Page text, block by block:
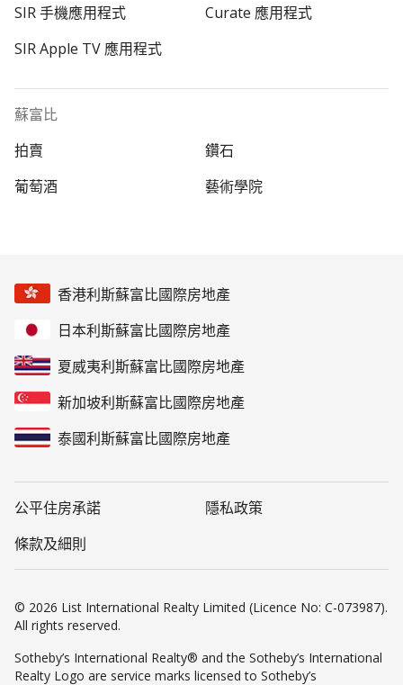
SIR 手機應用程式
Curate 應用程式
SIR Apple TV 應用程式
蘇富比
拍賣
鑽石
葡萄酒
藝術學院
香港利斯蘇富比國際房地產
日本利斯蘇富比國際房地產
夏威夷利斯蘇富比國際房地產
新加坡利斯蘇富比國際房地產
泰國利斯蘇富比國際房地產
公平住房承諾
隱私政策
條款及細則
© 2026 List International Realty Limited (Licence No: C-073987).
All rights reserved.
Sotheby’s International Realty® and the Sotheby’s International
Realty Logo are service marks licensed to Sotheby’s